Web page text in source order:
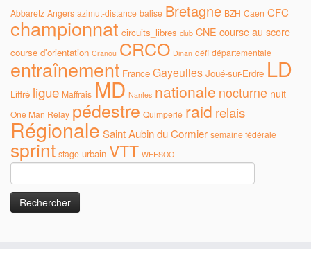
Abbaretz Angers azimut-distance balise Bretagne BZH Caen CFC
championnat circuits_libres club CNE course au score
course d'orientation Cranou CRCO Dinan défi départementale
entraînement France Gayeulles Joué-sur-Erdre LD
Liffré ligue Maffrais MD Nantes nationale nocturne nuit
One Man Relay pédestre Quimperlé raid relais
Régionale Saint Aubin du Cormier semaine fédérale
sprint stage urbain VTT WEESOO